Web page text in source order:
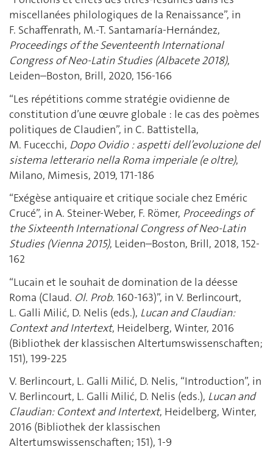
miscellanées philologiques de la Renaissance”, in
F. Schaffenrath, M.-T. Santamaría-Hernández,
Proceedings of the Seventeenth International
Congress of Neo-Latin Studies (Albacete 2018),
Leiden–Boston, Brill, 2020, 156-166
“Les répétitions comme stratégie ovidienne de
constitution d’une œuvre globale : le cas des poèmes
politiques de Claudien”, in C. Battistella,
M. Fucecchi, Dopo Ovidio : aspetti dell’evoluzione del
sistema letterario nella Roma imperiale (e oltre),
Milano, Mimesis, 2019, 171-186
“Exégèse antiquaire et critique sociale chez Eméric
Crucé”, in A. Steiner-Weber, F. Römer, Proceedings of
the Sixteenth International Congress of Neo-Latin
Studies (Vienna 2015), Leiden–Boston, Brill, 2018, 152-
162
“Lucain et le souhait de domination de la déesse
Roma (Claud. Ol. Prob. 160‑163)”, in V. Berlincourt,
L. Galli Milić, D. Nelis (eds.), Lucan and Claudian:
Context and Intertext, Heidelberg, Winter, 2016
(Bibliothek der klassischen Altertumswissenschaften;
151), 199-225
V. Berlincourt, L. Galli Milić, D. Nelis, “Introduction”, in
V. Berlincourt, L. Galli Milić, D. Nelis (eds.), Lucan and
Claudian: Context and Intertext, Heidelberg, Winter,
2016 (Bibliothek der klassischen
Altertumswissenschaften; 151), 1-9